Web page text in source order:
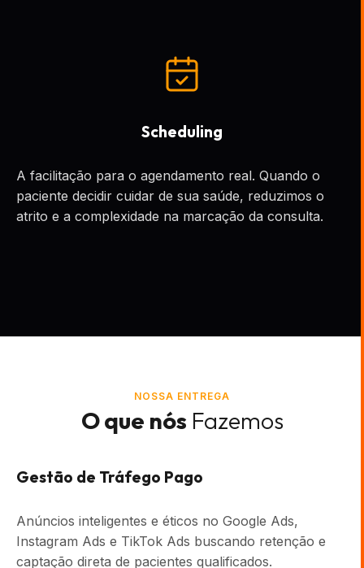
Scheduling
A facilitação para o agendamento real. Quando o
paciente decidir cuidar de sua saúde, reduzimos o
atrito e a complexidade na marcação da consulta.
NOSSA ENTREGA
O que nós Fazemos
Gestão de Tráfego Pago
Anúncios inteligentes e éticos no Google Ads,
Instagram Ads e TikTok Ads buscando retenção e
captação direta de pacientes qualificados.